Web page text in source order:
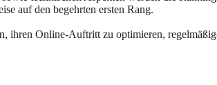
auf den begehrten ersten Rang.
Online-Auftritt zu optimieren,